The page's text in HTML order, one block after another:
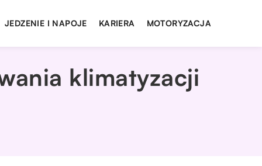
JEDZENIE I NAPOJE KARIERA MOTORYZACJA
klimatyzacji